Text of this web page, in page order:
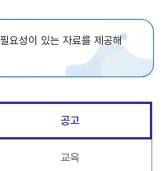
요성이 있는 자료를 제공해
공고
교육